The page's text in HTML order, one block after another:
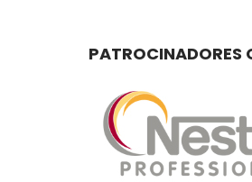
PATROCINADORES